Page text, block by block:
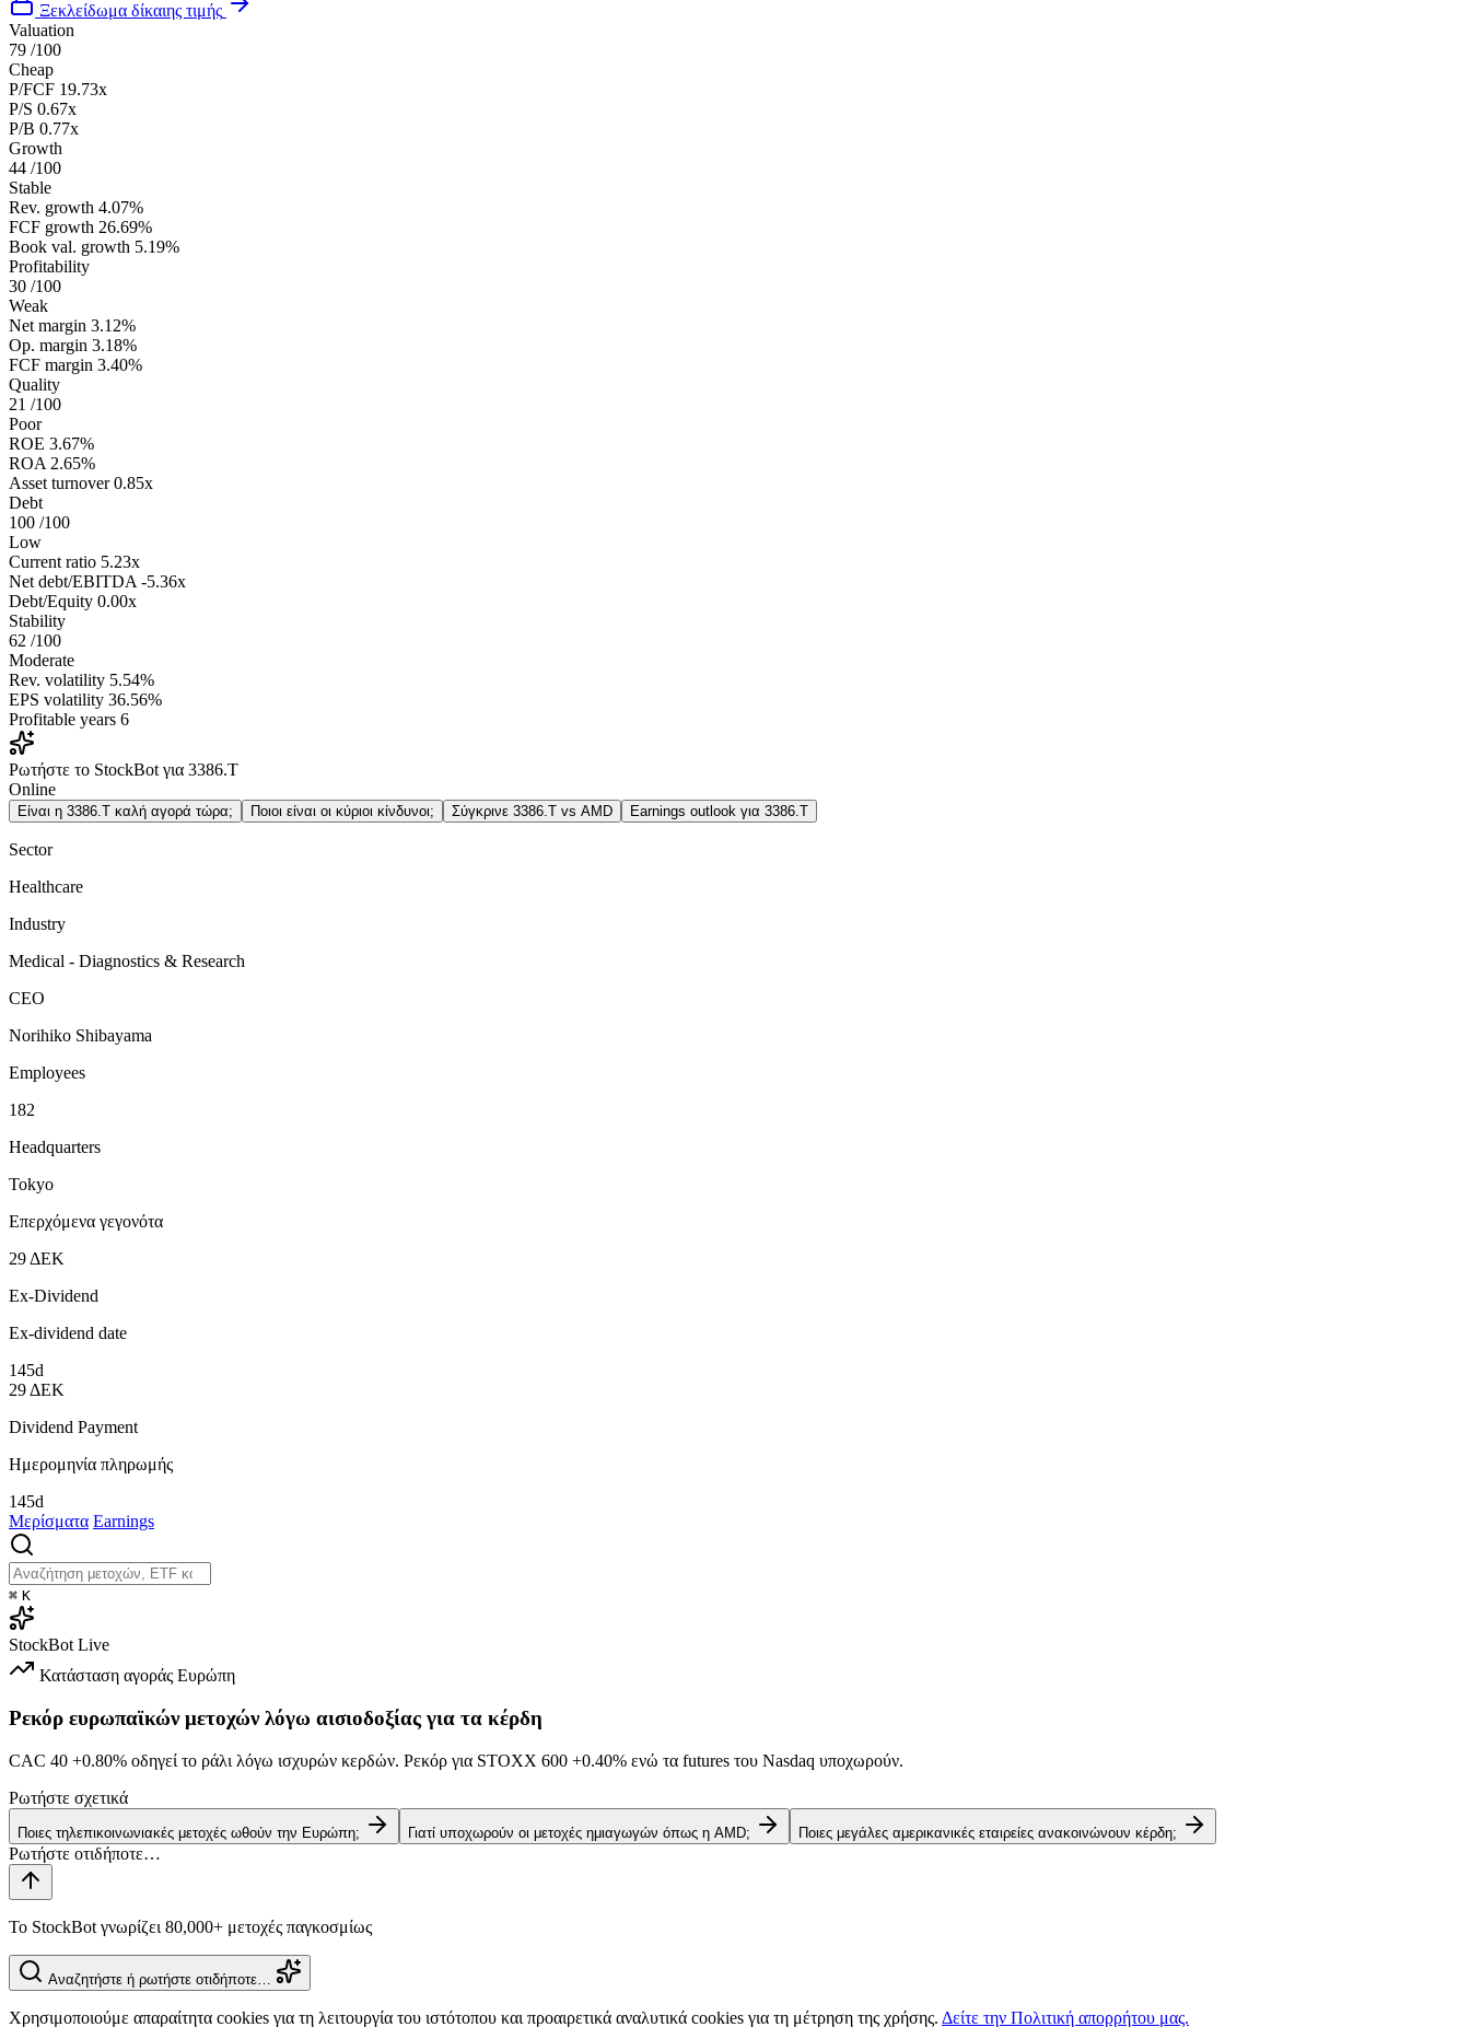
Ξεκλείδωμα δίκαιης τιμής
Valuation
79 /100
Cheap
P/FCF 19.73x
P/S 0.67x
P/B 0.77x
Growth
44 /100
Stable
Rev. growth 4.07%
FCF growth 26.69%
Book val. growth 5.19%
Profitability
30 /100
Weak
Net margin 3.12%
Op. margin 3.18%
FCF margin 3.40%
Quality
21 /100
Poor
ROE 3.67%
ROA 2.65%
Asset turnover 0.85x
Debt
100 /100
Low
Current ratio 5.23x
Net debt/EBITDA -5.36x
Debt/Equity 0.00x
Stability
62 /100
Moderate
Rev. volatility 5.54%
EPS volatility 36.56%
Profitable years 6
Ρωτήστε το StockBot για 3386.T
Online
Είναι η 3386.T καλή αγορά τώρα; Ποιοι είναι οι κύριοι κίνδυνοι; Σύγκρινε 3386.T vs AMD Earnings outlook για 3386.T
Sector
Healthcare
Industry
Medical - Diagnostics & Research
CEO
Norihiko Shibayama
Employees
182
Headquarters
Tokyo
Επερχόμενα γεγονότα
29 ΔΕΚ
Ex-Dividend
Ex-dividend date
145d
29 ΔΕΚ
Dividend Payment
Ημερομηνία πληρωμής
145d
Μερίσματα Earnings
⌘ K
StockBot Live
Κατάσταση αγοράς Ευρώπη
Ρεκόρ ευρωπαϊκών μετοχών λόγω αισιοδοξίας για τα κέρδη
CAC 40 +0.80% οδηγεί το ράλι λόγω ισχυρών κερδών. Ρεκόρ για STOXX 600 +0.40% ενώ τα futures του Nasdaq υποχωρούν.
Ρωτήστε σχετικά
Ποιες τηλεπικοινωνιακές μετοχές ωθούν την Ευρώπη; Γιατί υποχωρούν οι μετοχές ημιαγωγών όπως η AMD; Ποιες μεγάλες αμερικανικές εταιρείες ανακοινώνουν κέρδη;
Το StockBot γνωρίζει 80,000+ μετοχές παγκοσμίως
Αναζητήστε ή ρωτήστε οτιδήποτε…
Χρησιμοποιούμε απαραίτητα cookies για τη λειτουργία του ιστότοπου και προαιρετικά αναλυτικά cookies για τη μέτρηση της χρήσης. Δείτε την Πολιτική απορρήτου μας.